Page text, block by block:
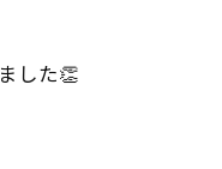
した👏